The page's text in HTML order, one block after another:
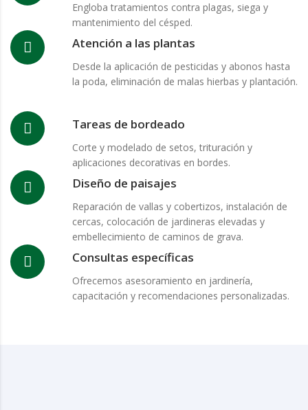
Engloba tratamientos contra plagas, siega y
mantenimiento del césped.
Atención a las plantas
Desde la aplicación de pesticidas y abonos hasta
la poda, eliminación de malas hierbas y plantación.
Tareas de bordeado
Corte y modelado de setos, trituración y
aplicaciones decorativas en bordes.
Diseño de paisajes
Reparación de vallas y cobertizos, instalación de
cercas, colocación de jardineras elevadas y
embellecimiento de caminos de grava.
Consultas específicas
Ofrecemos asesoramiento en jardinería,
capacitación y recomendaciones personalizadas.